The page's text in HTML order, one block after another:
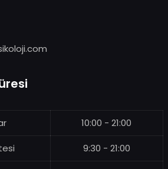
10:00 - 21:00
9:30 - 21:00